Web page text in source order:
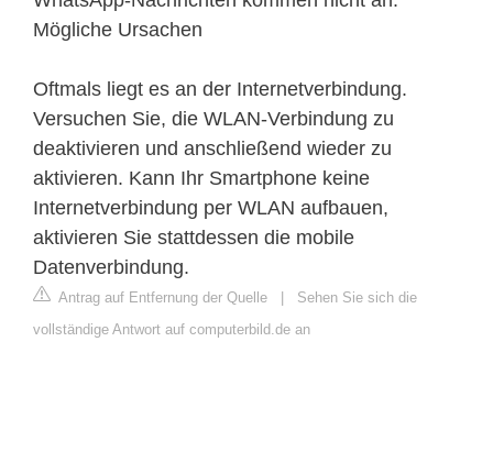
Mögliche Ursachen
Oftmals liegt es an der Internetverbindung.
Versuchen Sie, die WLAN-Verbindung zu
deaktivieren und anschließend wieder zu
aktivieren. Kann Ihr Smartphone keine
Internetverbindung per WLAN aufbauen,
aktivieren Sie stattdessen die mobile
Datenverbindung.
Antrag auf Entfernung der Quelle
Sehen Sie sich die
vollständige Antwort auf computerbild.de an